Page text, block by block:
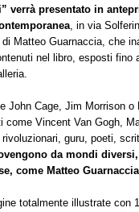
verrà presentato in
, in via
Matteo Guarnaccia, che
nel libro, esposti fino
John Cage, Jim Morrison
come Vincent Van Gogh,
guru, poeti,
da mondi
come Matteo
totalmente illustrate